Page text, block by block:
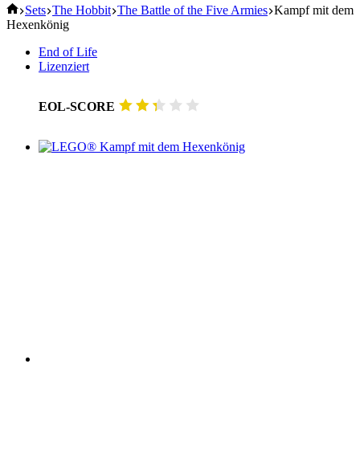
Start
Sets The Hobbit The Battle of the Five Armies Kampf mit dem
Hexenkönig
End of Life
Lizenziert
EOL-SCORE